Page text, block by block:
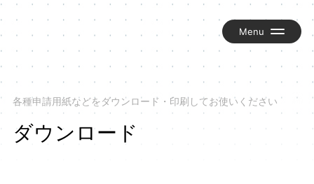
お知らせ
交流グループ『匠の輪』
各種申請用紙などをダウンロード・印刷してお使いください
ダウンロード